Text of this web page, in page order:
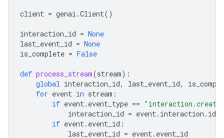
client = genai .Client()
interaction_id = None
last_event_id = None
is_complete = False
def process_stream(stream):
global interaction_id, last_event_id,
for event in stream :
if event. event_type ==
interaction_id = event. interaction . id
if event. event_id :
last_event_id = event. event_id